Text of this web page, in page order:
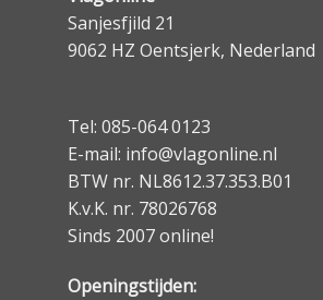
Sanjesfjild 21
9062 HZ Oentsjerk, Nederland
Tel: 085-064 0123
E-mail: info@vlagonline.nl
BTW nr. NL8612.37.353.B01
K.v.K. nr. 78026768
Sinds 2007 online!
Openingstijden: